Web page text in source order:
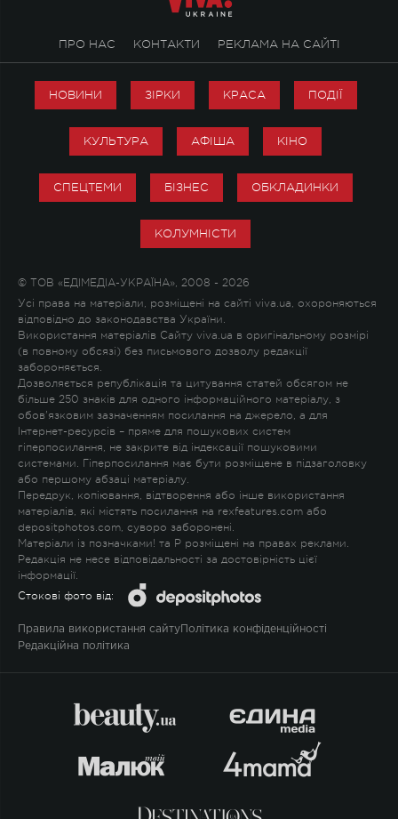
ПРО НАС КОНТАКТИ РЕКЛАМА НА САЙТІ
НОВИНИ ЗІРКИ КРАСА ПОДІЇ
КУЛЬТУРА АФІША КІНО
СПЕЦТЕМИ БІЗНЕС ОБКЛАДИНКИ
КОЛУМНІСТИ
© ТОВ «ЕДІМЕДІА-УКРАЇНА», 2008 - 2026
Усі права на матеріали, розміщені на сайті viva.ua, охороняються
відповідно до законодавства України.
Використання матеріалів Сайту viva.ua в оригінальному розмірі
(в повному обсязі) без письмового дозволу редакції
забороняється.
Дозволяється републікація та цитування статей обсягом не
більше 250 знаків для одного інформаційного матеріалу, з
обов'язковим зазначенням посилання на джерело, а для
Інтернет-ресурсів – пряме для пошукових систем
гіперпосилання, не закрите від індексації пошуковими
системами. Гіперпосилання має бути розміщене в підзаголовку
або першому абзаці матеріалу.
Передрук, копіювання, відтворення або інше використання
матеріалів, які містять посилання на rexfeatures.com або
depositphotos.com, суворо заборонені.
Матеріали із позначками! та P розміщені на правах реклами.
Редакція не несе відповідальності за достовірність цієї
інформації.
Стокові фото від:
Правила використання сайту Політика конфіденційності
Редакційна політика